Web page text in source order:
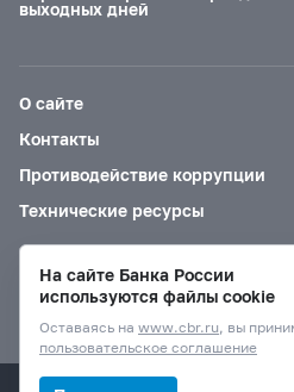
выходных дней
О сайте
Контакты
Противодействие коррупции
Технические ресурсы
Версия для слабовидящих
На сайте Банка России
используются файлы cookie
Оставаясь на www.cbr.ru, вы
пользовательское соглашение